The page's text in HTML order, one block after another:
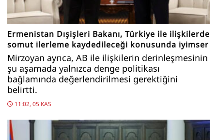
Ermenistan Dışişleri Bakanı, Türkiye ile ilişkilerde
somut ilerleme kaydedileceği konusunda iyimser
Mirzoyan ayrıca, AB ile ilişkilerin derinleşmesinin
şu aşamada yalnızca denge politikası
bağlamında değerlendirilmesi gerektiğini
belirtti.
11:02, 05 KAS